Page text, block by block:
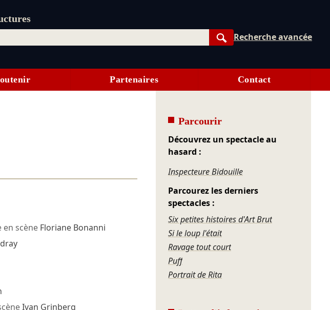
Rechercher
Recherche avancée
Partenaires Contact
en scène Floriane Bonanni
Ivan Grinberg
Parcourir
Découvrez un spectacle au
hasard :
Inspecteure Bidouille
Parcourez les derniers
spectacles :
Six petites histoires d'Art Brut
Si le loup l'était
Ravage tout court
Puff
Portrait de Rita